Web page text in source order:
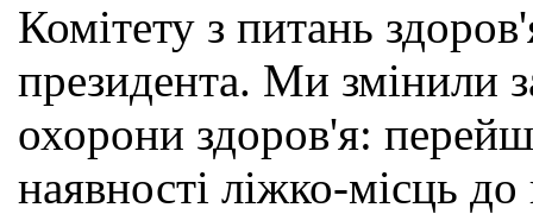
Комітету з питань
президента. Ми змінили
охорони здоров'я:
наявності ліжко-місць